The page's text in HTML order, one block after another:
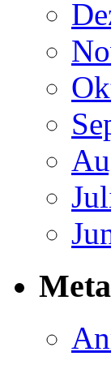
Meta